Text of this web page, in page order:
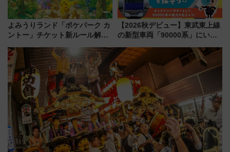
よみうりランド「ポケパーク カ
ントー」チケット新ルール解
本人確認が11月スタート
【2026秋デビュー】東武東上線
の新型車両「90000系」にいち
向け先行試乗会でキッズアンバ
サダーになろう